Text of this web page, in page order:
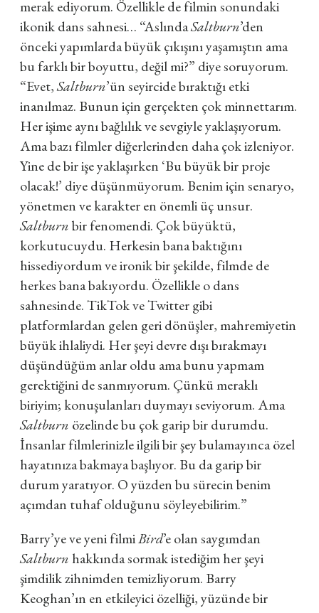
merak ediyorum. Özellikle de filmin sonundaki
ikonik dans sahnesi… “AslındaSaltburn’den
önceki yapımlarda büyük çıkışını yaşamıştın ama
bu farklı bir boyuttu, değil mi?” diye soruyorum.
“Evet,Saltburn’ün seyircide bıraktığı etki
inanılmaz. Bunun için gerçekten çok minnettarım.
Her işime aynı bağlılık ve sevgiyle yaklaşıyorum.
Ama bazı filmler diğerlerinden daha çok izleniyor.
Yine de bir işe yaklaşırken ‘Bu büyük bir proje
olacak!’ diye düşünmüyorum. Benim için senaryo,
yönetmen ve karakter en önemli üç unsur.
Saltburnbir fenomendi. Çok büyüktü,
korkutucuydu. Herkesin bana baktığını
hissediyordum ve ironik bir şekilde, filmde de
herkes bana bakıyordu. Özellikle o dans
sahnesinde. TikTok ve Twitter gibi
platformlardan gelen geri dönüşler, mahremiyetin
büyük ihlaliydi. Her şeyi devre dışı bırakmayı
düşündüğüm anlar oldu ama bunu yapmam
gerektiğini de sanmıyorum. Çünkü meraklı
biriyim; konuşulanları duymayı seviyorum. Ama
Saltburn özelinde bu çok garip bir durumdu.
İnsanlar filmlerinizle ilgili bir şey bulamayınca özel
hayatınıza bakmaya başlıyor. Bu da garip bir
durum yaratıyor. O yüzden bu sürecin benim
açımdan tuhaf olduğunu söyleyebilirim.”
Barry’ye ve yeni filmiBird’e olan saygımdan
Saltburn hakkında sormak istediğim her şeyi
şimdilik zihnimden temizliyorum. Barry
Keoghan’ın en etkileyici özelliği, yüzünde bir